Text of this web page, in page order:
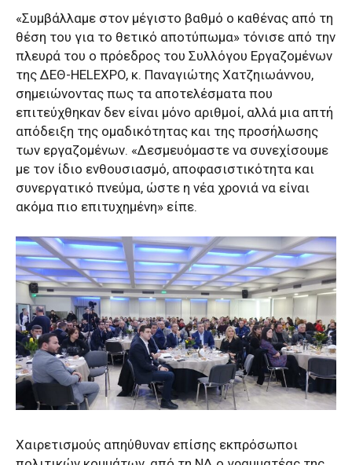
«Συμβάλλαμε στον μέγιστο βαθμό ο καθένας από τη
θέση του για το θετικό αποτύπωμα» τόνισε από την
πλευρά του ο πρόεδρος του Συλλόγου Εργαζομένων
της ΔΕΘ-HELEXPO, κ. Παναγιώτης Χατζηιωάννου,
σημειώνοντας πως τα αποτελέσματα που
επιτεύχθηκαν δεν είναι μόνο αριθμοί, αλλά μια απτή
απόδειξη της ομαδικότητας και της προσήλωσης
των εργαζομένων. «Δεσμευόμαστε να συνεχίσουμε
με τον ίδιο ενθουσιασμό, αποφασιστικότητα και
συνεργατικό πνεύμα, ώστε η νέα χρονιά να είναι
ακόμα πιο επιτυχημένη» είπε.
Χαιρετισμούς απηύθυναν επίσης εκπρόσωποι